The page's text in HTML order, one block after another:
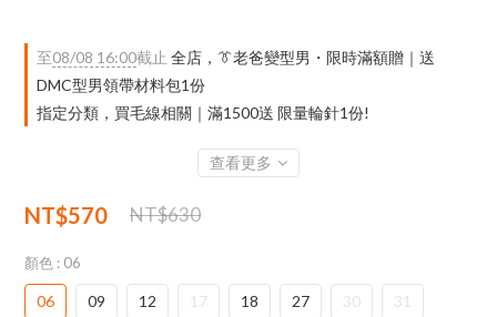
至08/08 16:00截止 全店，👔老爸變型男・限時滿額贈｜送
DMC型男領帶材料包1份
指定分類，買毛線相關｜滿1500送 限量輪針1份!
查看更多
NT$570 NT$630
顏色 : 06
06 09 12 17 18 27 30 31